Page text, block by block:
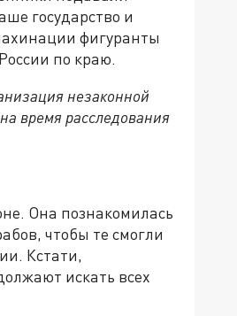
государство и
фигуранты
по краю.
незаконной
время расследования
Она познакомилась
чтобы те смогли
Кстати,
искать всех